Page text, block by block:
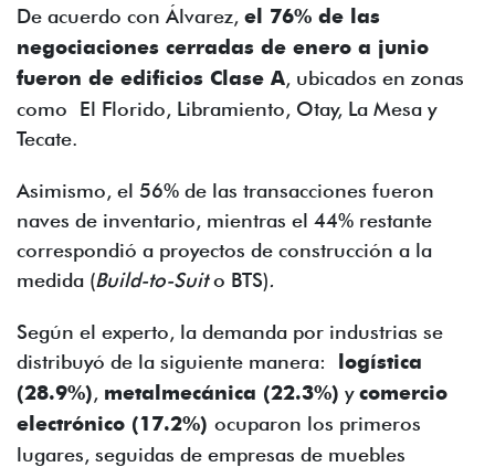
De acuerdo con Álvarez, el 76% de las
negociaciones cerradas de enero a junio
fueron de edificios Clase A, ubicados en zonas
como El Florido, Libramiento, Otay, La Mesa y
Tecate.
Asimismo, el 56% de las transacciones fueron
naves de inventario, mientras el 44% restante
correspondió a proyectos de construcción a la
medida (Build-to-Suito BTS).
Según el experto, la demanda por industrias se
distribuyó de la siguiente manera:
logística
(28.9%), metalmecánica (22.3%) ycomercio
electrónico (17.2%) ocuparon los primeros
lugares, seguidas de empresas de muebles